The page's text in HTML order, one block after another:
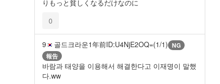
りもっと貧しくなるだけなのに
0
9 골드크라운1年前ID:U4NjE2OQ=(1/1) NG
報告
바람과 태양을 이용해서 해결한다고 이재명이 말했
다.ww